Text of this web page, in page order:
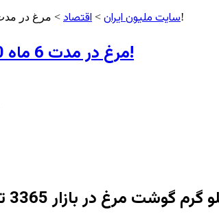
سایت ملیون ایران > اقتصاد > مرغ در مدت 6 ماه 80 درصد گران شد!
مرغ در مدت 6 ماه 80 درصد گران شد!